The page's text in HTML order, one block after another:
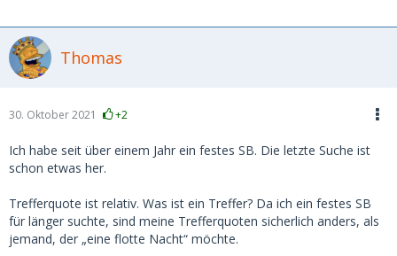
Thomas
30. Oktober 2021 +2
Ich habe seit über einem Jahr ein festes SB. Die letzte Suche ist
schon etwas her.
Trefferquote ist relativ. Was ist ein Treffer? Da ich ein festes SB
für länger suchte, sind meine Trefferquoten sicherlich anders, als
jemand, der „eine flotte Nacht“ möchte.